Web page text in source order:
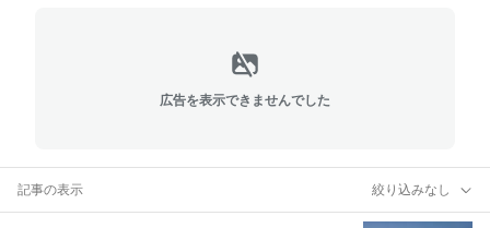
広告を表示できませんでした
記事の表示 絞り込みなし